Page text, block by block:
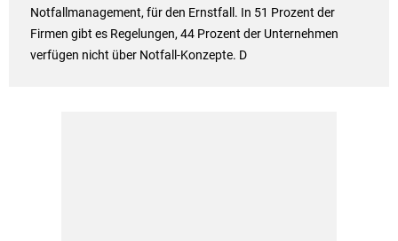
Notfallmanagement, für den Ernstfall. In 51 Prozent der
Firmen gibt es Regelungen, 44 Prozent der Unternehmen
verfügen nicht über Notfall-Konzepte. D